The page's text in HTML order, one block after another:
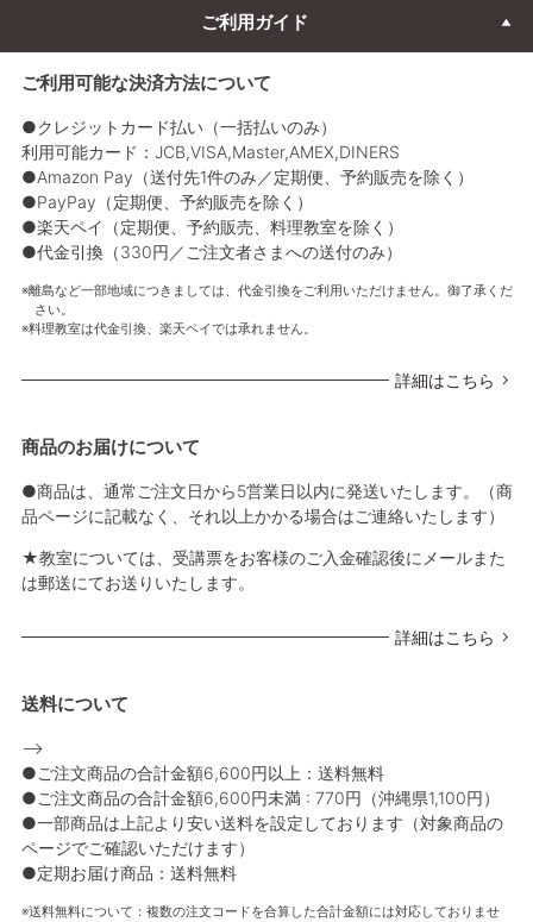
ご利用ガイド
ご利用可能な決済方法について
●クレジットカード払い（一括払いのみ）
利用可能カード：JCB,VISA,Master,AMEX,DINERS
●Amazon Pay（送付先1件のみ／定期便、予約販売を除く）
●PayPay（定期便、予約販売を除く）
●楽天ペイ（定期便、予約販売、料理教室を除く）
●代金引換（330円／ご注文者さまへの送付のみ）
離島など一部地域につきましては、代金引換をご利用いただけません。御了承くだ
さい。
料理教室は代金引換、楽天ペイでは承れません。
詳細はこちら
商品のお届けについて
●商品は、通常ご注文日から5営業日以内に発送いたします。（商
品ページに記載なく、それ以上かかる場合はご連絡いたします）
★教室については、受講票をお客様のご入金確認後にメールまた
は郵送にてお送りいたします。
詳細はこちら
送料について
-->
●ご注文商品の合計金額6,600円以上：送料無料
●ご注文商品の合計金額6,600円未満 : 770円（沖縄県1,100円）
●一部商品は上記より安い送料を設定しております（対象商品の
ページでご確認いただけます）
●定期お届け商品：送料無料
送料無料について：複数の注文コードを合算した合計金額には対応しておりませ